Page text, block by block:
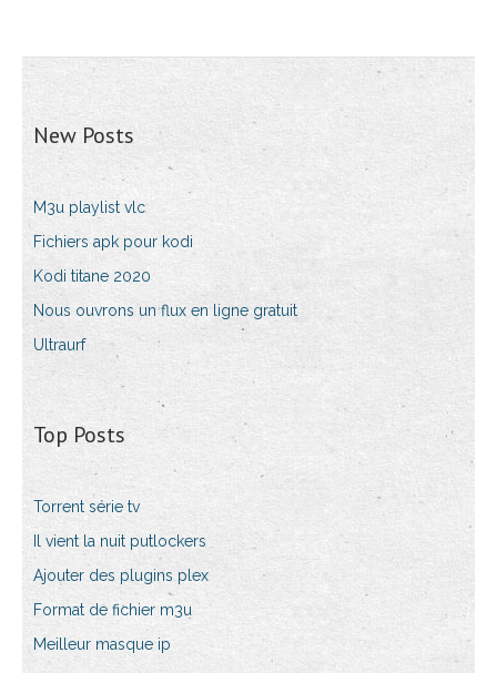
New Posts
M3u playlist vlc
Fichiers apk pour kodi
Kodi titane 2020
Nous ouvrons un flux en ligne gratuit
Ultraurf
Top Posts
Torrent série tv
Il vient la nuit putlockers
Ajouter des plugins plex
Format de fichier m3u
Meilleur masque ip